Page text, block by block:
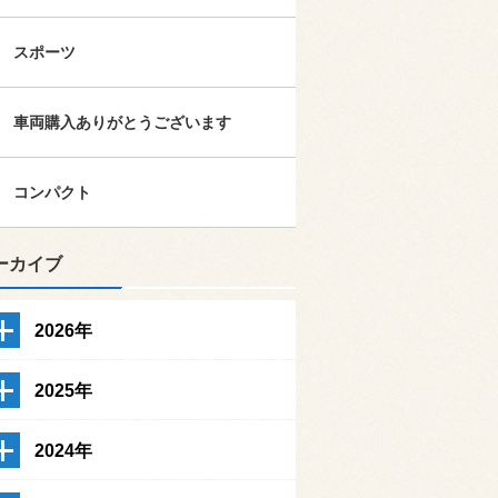
スポーツ
車両購入ありがとうございます
コンパクト
カイブ
2026年
2025年
2024年